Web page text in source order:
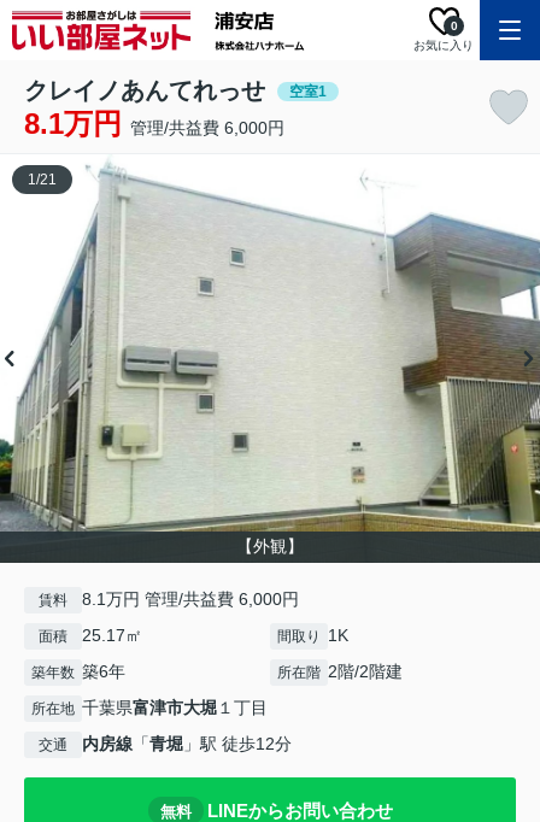
お気に入り
0
クレイノあんてれっせ 空室1
8.1万円 管理/共益費 6,000円
【外観】
1/21
賃料 8.1万円 管理/共益費 6,000円
面積 25.17㎡ 間取り 1K
築年数 築6年 所在階 2階/2階建
所在地 千葉県富津市大堀１丁目
交通 内房線 「青堀 」駅 徒歩12分
無料 LINEからお問い合わせ